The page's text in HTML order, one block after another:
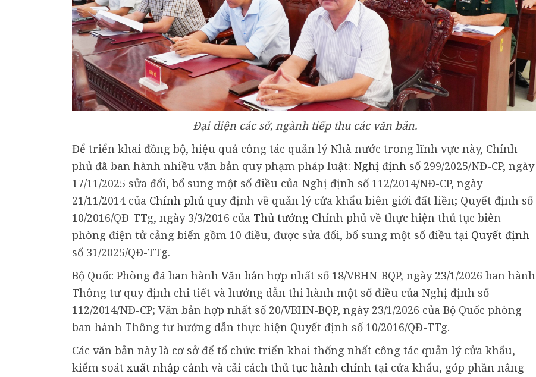
Đại diện các sở, ngành tiếp thu các văn bản.
Để triển khai đồng bộ, hiệu quả công tác quản lý Nhà nước trong lĩnh vực này, Chính
phủ đã ban hành nhiều văn bản quy phạm pháp luật: Nghị định số 299/2025/NĐ-CP, ngày
17/11/2025 sửa đổi, bổ sung một số điều của Nghị định số 112/2014/NĐ-CP, ngày
21/11/2014 của Chính phủ quy định về quản lý cửa khẩu biên giới đất liền; Quyết định số
10/2016/QĐ-TTg, ngày 3/3/2016 của Thủ tướng Chính phủ về thực hiện thủ tục biên
phòng điện tử cảng biển gồm 10 điều, được sửa đổi, bổ sung một số điều tại Quyết định
số 31/2025/QĐ-TTg.
Bộ Quốc Phòng đã ban hành Văn bản hợp nhất số 18/VBHN-BQP, ngày 23/1/2026 ban hành
Thông tư quy định chi tiết và hướng dẫn thi hành một số điều của Nghị định số
112/2014/NĐ-CP; Văn bản hợp nhất số 20/VBHN-BQP, ngày 23/1/2026 của Bộ Quốc phòng
ban hành Thông tư hướng dẫn thực hiện Quyết định số 10/2016/QĐ-TTg.
Các văn bản này là cơ sở để tổ chức triển khai thống nhất công tác quản lý cửa khẩu,
kiểm soát xuất nhập cảnh và cải cách thủ tục hành chính tại cửa khẩu, góp phần nâng